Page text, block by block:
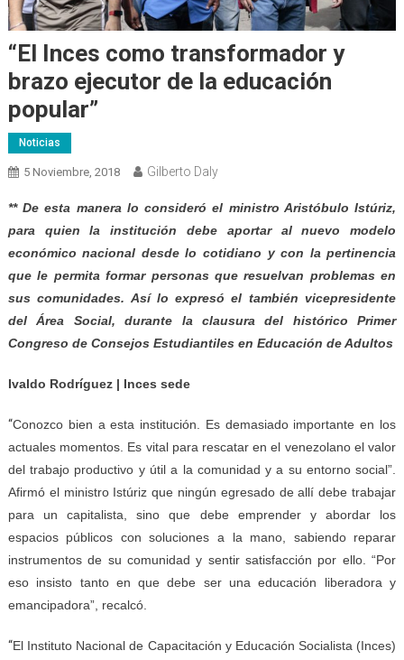
“El Inces como transformador y
brazo ejecutor de la educación
popular”
Noticias
5 Noviembre, 2018 Gilberto Daly
** De esta manera lo consideró el ministro Aristóbulo Istúriz,
para quien la institución debe aportar al nuevo modelo
económico nacional desde lo cotidiano y con la pertinencia
que le permita formar personas que resuelvan problemas en
sus comunidades. Así lo expresó el también vicepresidente
del Área Social, durante la clausura del histórico Primer
Congreso de Consejos Estudiantiles en Educación de Adultos
Ivaldo Rodríguez | Inces sede
“Conozco bien a esta institución. Es demasiado importante en los
actuales momentos. Es vital para rescatar en el venezolano el valor
del trabajo productivo y útil a la comunidad y a su entorno social”.
Afirmó el ministro Istúriz que ningún egresado de allí debe trabajar
para un capitalista, sino que debe emprender y abordar los
espacios públicos con soluciones a la mano, sabiendo reparar
instrumentos de su comunidad y sentir satisfacción por ello. “Por
eso insisto tanto en que debe ser una educación liberadora y
emancipadora”, recalcó.
“El Instituto Nacional de Capacitación y Educación Socialista (Inces)